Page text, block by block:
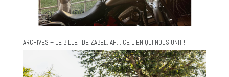
ARCHIVES – LE BILLET DE ZABEL. AH… CE LIEN QUI NOUS UNIT !